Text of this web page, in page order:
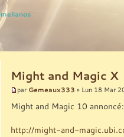
melianos
Might and Magic X
par Gemeaux333 » Lun 18 Mar
Might and Magic 10 annoncé:
http://might-and-